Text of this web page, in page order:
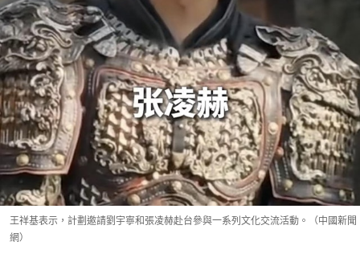
王祥基表示，計劃邀請劉宇寧和張凌赫赴台參與一系列文化交流活動。（中國新聞
網）